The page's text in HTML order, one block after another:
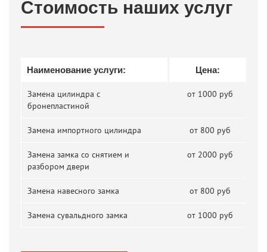
Стоимость наших услуг
Наименование услуги: Цена:
Замена цилиндра с
бронепластиной
от 1000 руб
Замена импортного цилиндра от 800 руб
Замена замка со снятием и
разбором двери
от 2000 руб
Замена навесного замка от 800 руб
Замена сувальдного замка от 1000 руб